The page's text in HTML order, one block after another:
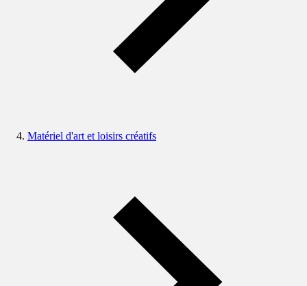
Matériel d'art et loisirs créatifs